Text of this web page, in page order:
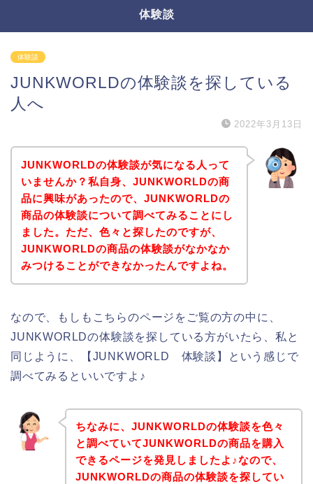
体験談
体験談
JUNKWORLDの体験談を探している
人へ
2022年3月13日
JUNKWORLDの体験談が気になる人って
いませんか？私自身、JUNKWORLDの商
品に興味があったので、JUNKWORLDの
商品の体験談について調べてみることにし
ました。ただ、色々と探したのですが、
JUNKWORLDの商品の体験談がなかなか
みつけることができなかったんですよね。
なので、もしもこちらのページをご覧の方の中に、
JUNKWORLDの体験談を探している方がいたら、私と
同じように、【JUNKWORLD 体験談】という感じで
調べてみるといいですよ♪
ちなみに、JUNKWORLDの体験談を色々
と調べていてJUNKWORLDの商品を購入
できるページを発見しましたよ♪なので、
JUNKWORLDの商品の体験談を探してい